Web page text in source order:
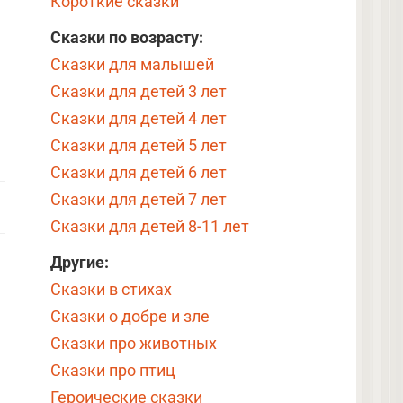
Сказки по возрасту:
Сказки для малышей
Сказки для детей 3 лет
Сказки для детей 4 лет
Сказки для детей 5 лет
Сказки для детей 6 лет
Сказки для детей 7 лет
Сказки для детей 8-11 лет
Другие:
Сказки в стихах
Сказки о добре и зле
Сказки про животных
Сказки про птиц
Героические сказки